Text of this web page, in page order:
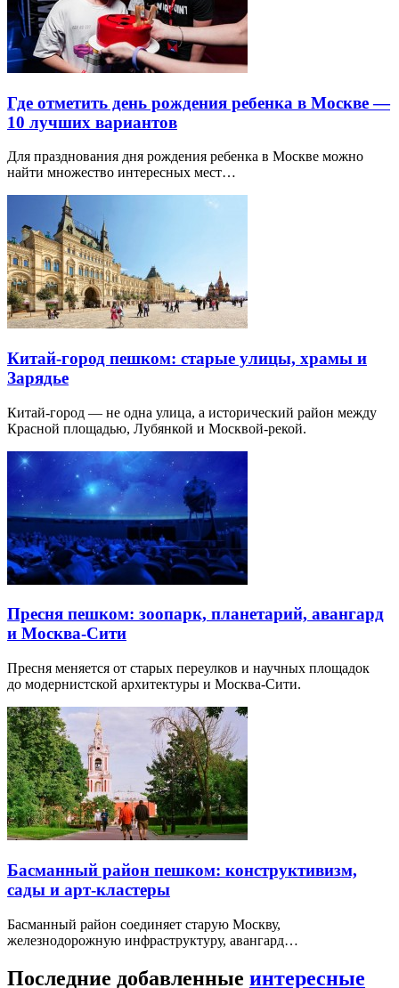
Где отметить день рождения ребенка в Москве —
10 лучших вариантов
Для празднования дня рождения ребенка в Москве можно
найти множество интересных мест…
Китай-город пешком: старые улицы, храмы и
Зарядье
Китай-город — не одна улица, а исторический район между
Красной площадью, Лубянкой и Москвой-рекой.
Пресня пешком: зоопарк, планетарий, авангард
и Москва-Сити
Пресня меняется от старых переулков и научных площадок
до модернистской архитектуры и Москва-Сити.
Басманный район пешком: конструктивизм,
сады и арт-кластеры
Басманный район соединяет старую Москву,
железнодорожную инфраструктуру, авангард…
Последние добавленные интересные